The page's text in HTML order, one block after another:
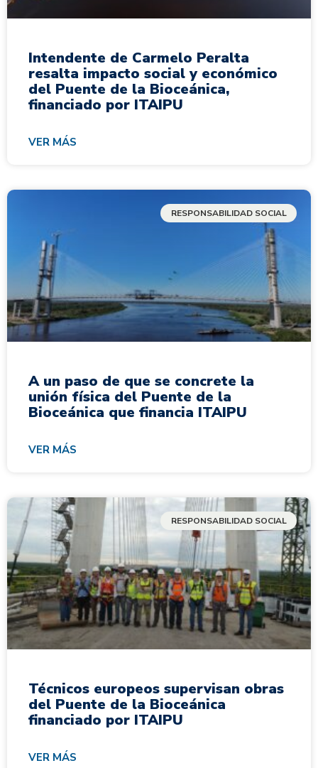
Intendente de Carmelo Peralta
resalta impacto social y económico
del Puente de la Bioceánica,
financiado por ITAIPU
VER MÁS
RESPONSABILIDAD SOCIAL
A un paso de que se concrete la
unión física del Puente de la
Bioceánica que financia ITAIPU
VER MÁS
RESPONSABILIDAD SOCIAL
Técnicos europeos supervisan obras
del Puente de la Bioceánica
financiado por ITAIPU
VER MÁS